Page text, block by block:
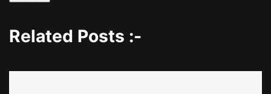
Related Posts :-